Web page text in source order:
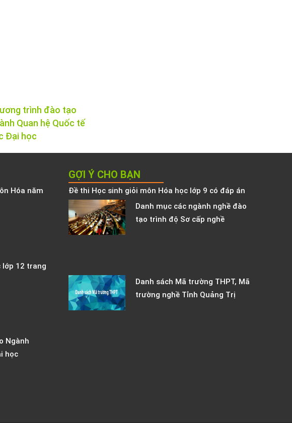
trình đào tạo
Quan hệ Quốc tế
Đại học
Hóa năm
lớp 12 trang
Ngành
học
GỢI Ý CHO BẠN
Đề thi Học sinh giỏi môn Hóa học lớp 9 có đáp án
Danh mục các ngành nghề đào
tạo trình độ Sơ cấp nghề
Danh sách Mã trường THPT, Mã
trường nghề Tỉnh Quảng Trị